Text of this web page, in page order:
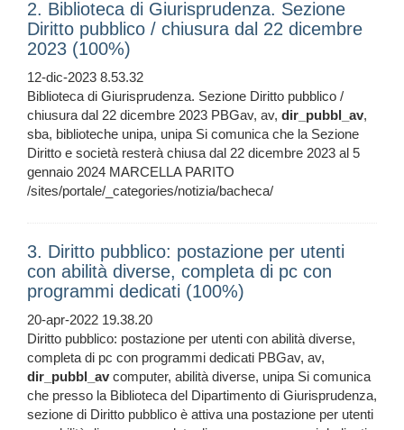
2. Biblioteca di Giurisprudenza. Sezione
Diritto pubblico / chiusura dal 22 dicembre
2023 (100%)
12-dic-2023 8.53.32
Biblioteca di Giurisprudenza. Sezione Diritto pubblico /
chiusura dal 22 dicembre 2023 PBGav, av, dir_pubbl_av,
sba, biblioteche unipa, unipa Si comunica che la Sezione
Diritto e società resterà chiusa dal 22 dicembre 2023 al 5
gennaio 2024 MARCELLA PARITO
/sites/portale/_categories/notizia/bacheca/
3. Diritto pubblico: postazione per utenti
con abilità diverse, completa di pc con
programmi dedicati (100%)
20-apr-2022 19.38.20
Diritto pubblico: postazione per utenti con abilità diverse,
completa di pc con programmi dedicati PBGav, av,
dir_pubbl_av computer, abilità diverse, unipa Si comunica
che presso la Biblioteca del Dipartimento di Giurisprudenza,
sezione di Diritto pubblico è attiva una postazione per utenti